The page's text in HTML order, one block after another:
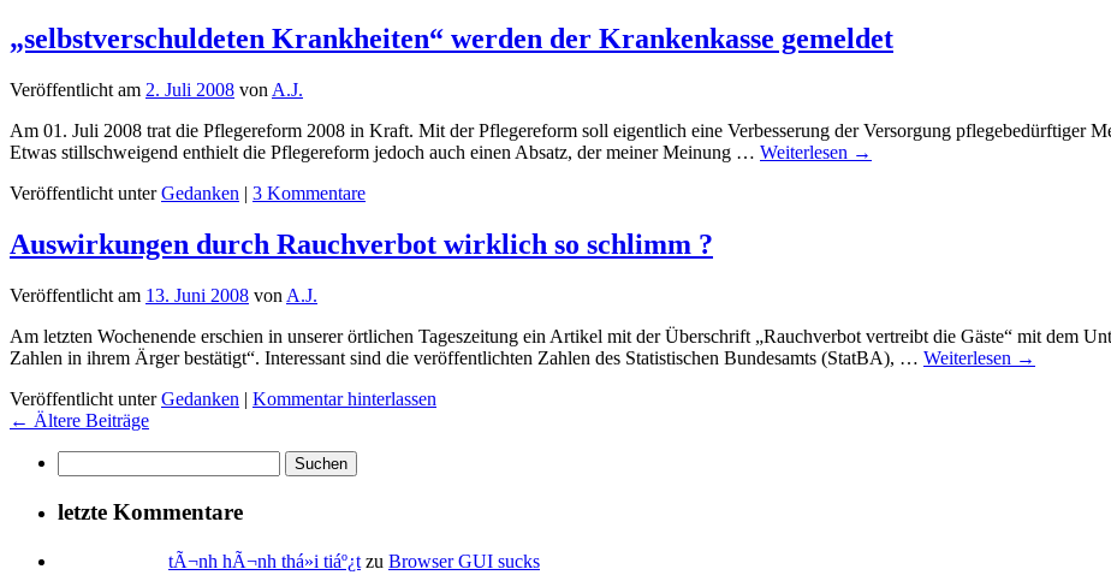
„selbstverschuldeten Krankheiten“ werden der Krankenkasse gemeldet
Veröffentlicht am 2. Juli 2008 von A.J.
Am 01. Juli 2008 trat die Pflegereform 2008 in Kraft. Mit der Pflegereform soll eigentlich eine Verbesserung der Versorgung pflegebedürftiger
Etwas stillschweigend enthielt die Pflegereform jedoch auch einen Absatz, der meiner Meinung … Weiterlesen →
Veröffentlicht unter Gedanken | 3 Kommentare
Auswirkungen durch Rauchverbot wirklich so schlimm ?
Veröffentlicht am 13. Juni 2008 von A.J.
Am letzten Wochenende erschien in unserer örtlichen Tageszeitung ein Artikel mit der Überschrift „Rauchverbot vertreibt die Gäste“ mit dem
Zahlen in ihrem Ärger bestätigt“. Interessant sind die veröffentlichten Zahlen des Statistischen Bundesamts (StatBA), … Weiterlesen →
Veröffentlicht unter Gedanken | Kommentar hinterlassen
← Ältere Beiträge
nach:
letzte Kommentare
tÃ¬nh hÃ¬nh thá»i tiáº¿tzu Browser GUI sucks